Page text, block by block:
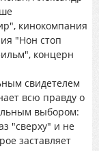
кинокомпания
"Нон стоп
концерн
свидетелем
всю правду о
выбором:
"сверху" и не
заставляет